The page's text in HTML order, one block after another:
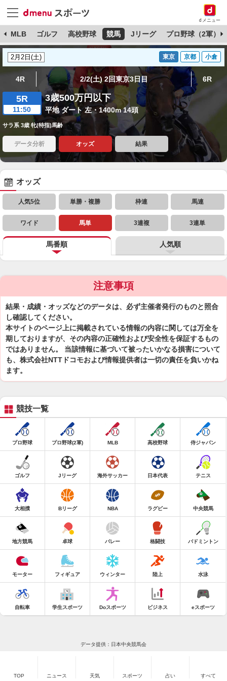
dメニュー
MLB ゴルフ 高校野球 競馬 Jリーグ プロ野球（2軍）
東京 京都 小倉
4R 2/2(土) 2回東京3日目 6R
5R
11:50
3歳500万円以下
平地 ダート 左・1400m 14頭
サラ系 3歳 牝(特指)馬齢
データ分析 オッズ 結果
オッズ
人気5位 単勝・複勝 枠連 馬連
ワイド 馬単 3連複 3連単
馬番順 人気順
注意事項
結果・成績・オッズなどのデータは、必ず主催者発行のものと照合
し確認してください。
本サイトのページ上に掲載されている情報の内容に関しては万全を
期しておりますが、その内容の正確性および安全性を保証するもの
ではありません。 当該情報に基づいて被ったいかなる損害について
も、株式会社NTTドコモおよび情報提供者は一切の責任を負いかね
ます。
競技一覧
プロ野球 プロ野球(2軍) MLB 高校野球 侍ジャパン
ゴルフ Jリーグ 海外サッカー 日本代表 テニス
大相撲 Bリーグ NBA ラグビー 中央競馬
地方競馬 卓球 バレー 格闘技 バドミントン
モーター フィギュア ウィンター 陸上 水泳
自転車 学生スポーツ Doスポーツ ビジネス eスポーツ
データ提供：日本中央競馬会
TOP ニュース 天気 スポーツ 占い すべて